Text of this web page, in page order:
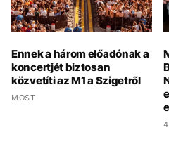
Ennek a három előadónak a
koncertjét biztosan
közvetíti az M1 a Szigetről
MOST